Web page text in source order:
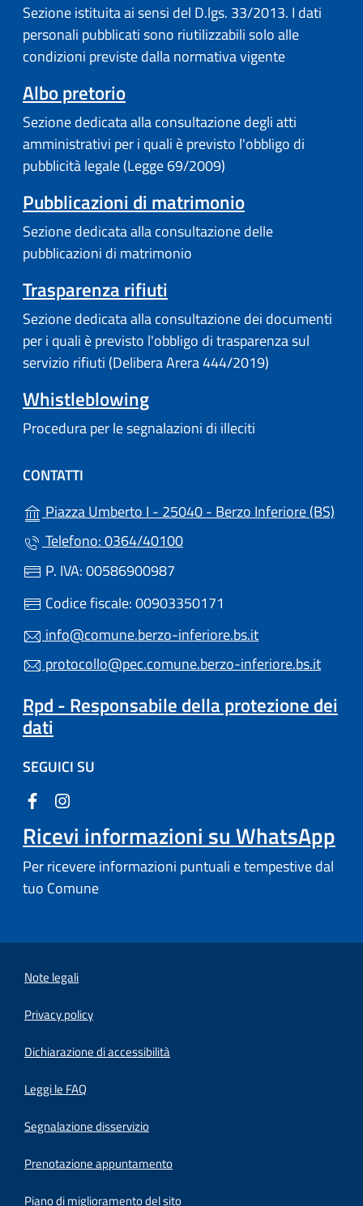
Sezione istituita ai sensi del D.lgs. 33/2013. I dati
personali pubblicati sono riutilizzabili solo alle
condizioni previste dalla normativa vigente
Albo pretorio
Sezione dedicata alla consultazione degli atti
amministrativi per i quali è previsto l'obbligo di
pubblicità legale (Legge 69/2009)
Pubblicazioni di matrimonio
Sezione dedicata alla consultazione delle
pubblicazioni di matrimonio
Trasparenza rifiuti
Sezione dedicata alla consultazione dei documenti
per i quali è previsto l'obbligo di trasparenza sul
servizio rifiuti (Delibera Arera 444/2019)
Whistleblowing
Procedura per le segnalazioni di illeciti
CONTATTI
Piazza Umberto I - 25040 - Berzo Inferiore (BS)
Telefono: 0364/40100
P. IVA: 00586900987
Codice fiscale: 00903350171
info@comune.berzo-inferiore.bs.it
protocollo@pec.comune.berzo-inferiore.bs.it
Rpd - Responsabile della protezione dei
dati
SEGUICI SU
Ricevi informazioni su WhatsApp
Per ricevere informazioni puntuali e tempestive dal
tuo Comune
Note legali
Privacy policy
Dichiarazione di accessibilità
Leggi le FAQ
Segnalazione disservizio
Prenotazione appuntamento
Piano di miglioramento del sito